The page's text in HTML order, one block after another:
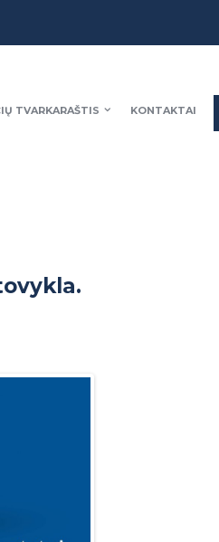
TVARKARAŠTIS KONTAKTAI